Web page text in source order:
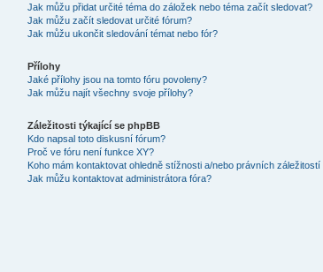
Jak můžu přidat určité téma do záložek nebo téma začít sledovat?
Jak můžu začít sledovat určité fórum?
Jak můžu ukončit sledování témat nebo fór?
Přílohy
Jaké přílohy jsou na tomto fóru povoleny?
Jak můžu najít všechny svoje přílohy?
Záležitosti týkající se phpBB
Kdo napsal toto diskusní fórum?
Proč ve fóru není funkce XY?
Koho mám kontaktovat ohledně stížnosti a/nebo právních
Jak můžu kontaktovat administrátora fóra?